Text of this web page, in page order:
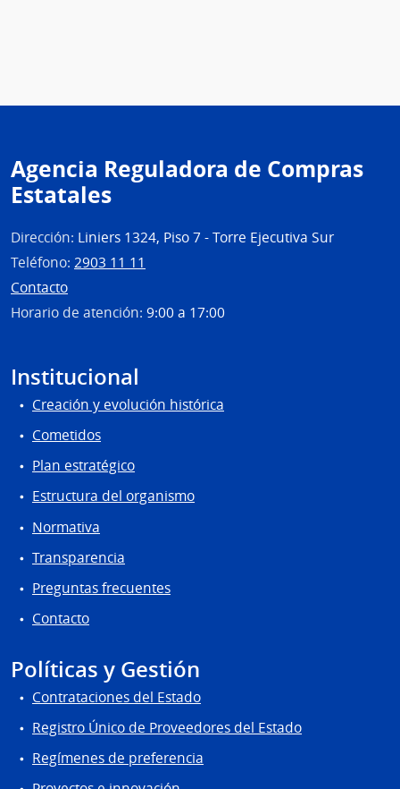
Agencia Reguladora de Compras
Estatales
Dirección: Liniers 1324, Piso 7 - Torre Ejecutiva Sur
Teléfono: 2903 11 11
Contacto
Horario de atención: 9:00 a 17:00
Institucional
Creación y evolución histórica
Cometidos
Plan estratégico
Estructura del organismo
Normativa
Transparencia
Preguntas frecuentes
Contacto
Políticas y Gestión
Contrataciones del Estado
Registro Único de Proveedores del Estado
Regímenes de preferencia